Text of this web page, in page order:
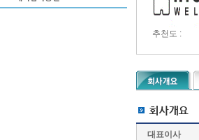
추천도 :
대표이사